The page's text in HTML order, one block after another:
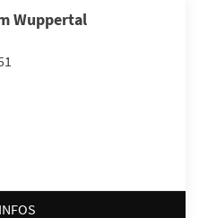
Wuppertal